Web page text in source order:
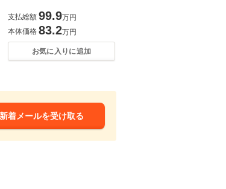
支払総額 99.9万円
本体価格 83.2万円
お気に入りに追加
着メールを受け取る